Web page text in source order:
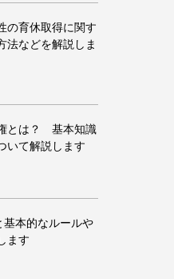
育休取得に関す
法などを解説しま
とは？ 基本知識
いて解説します
基本的なルールや
ます